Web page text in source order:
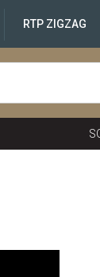
RTP ZIGZAG